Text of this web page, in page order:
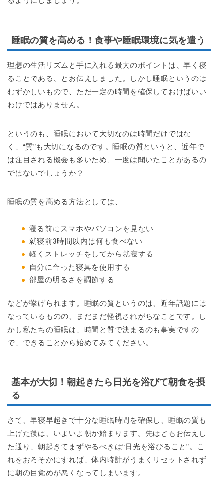
睡眠の質を高める！食事や睡眠環境に気を遣う
理想の生活リズムと手に入れる最大のポイントは、早く寝
ることである、とお伝えしました。しかし睡眠というのは
むずかしいもので、ただ一定の時間を確保しておけばいい
わけではありません。
というのも、睡眠において大切なのは時間だけではな
く、“質”も大切になるのです。睡眠の質というと、近年で
は注目される機会も多いため、一度は聞いたことがあるの
ではないでしょうか？
睡眠の質を高める方法としては、
寝る前にスマホやパソコンを見ない
就寝前3時間以内は何も食べない
軽くストレッチをしてから就寝する
自分に合った寝具を使用する
部屋の明るさを調節する
などが挙げられます。睡眠の質というのは、近年話題には
なっているものの、まだまだ軽視されがちなことです。し
かし私たちの睡眠は、時間と質で決まるのも事実ですの
で、できることから始めてみてください。
基本が大切！朝起きたら日光を浴びて朝食を摂
る
さて、早寝早起きで十分な睡眠時間を確保し、睡眠の質も
上げた後は、いよいよ朝が始まります。先ほどもお伝えし
た通り、朝起きてまずやるべきは“日光を浴びること”。こ
れをおろそかにすれば、体内時計がうまくリセットされず
に朝の目覚めが悪くなってしまいます。